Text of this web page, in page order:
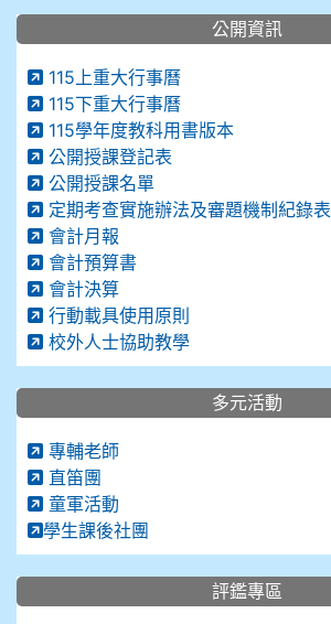
公開資訊
115上重大行事曆
115下重大行事曆
115學年度教科用書版本
公開授課登記表
公開授課名單
定期考查實施辦法及審題機制紀錄表
會計月報
會計預算書
會計決算
行動載具使用原則
校外人士協助教學
多元活動
專輔老師
直笛團
童軍活動
學生課後社團
評鑑專區